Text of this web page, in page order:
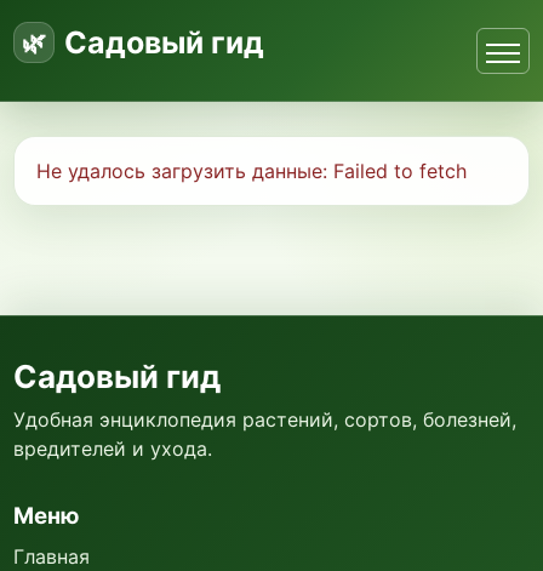
Садовый гид
Не удалось загрузить данные: Failed to fetch
Садовый гид
Удобная энциклопедия растений, сортов, болезней,
вредителей и ухода.
Меню
Главная